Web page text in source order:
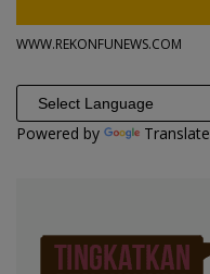
WWW.REKONFUNEWS.COM
Powered by Translate